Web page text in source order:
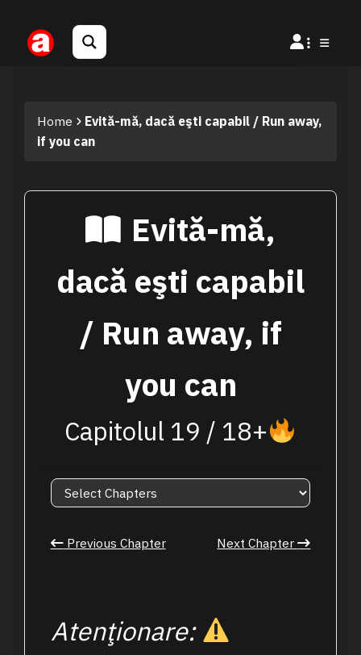
Home
Evită-mă, dacă eşti capabil / Run away,
if you can
Evită-mă,
dacă eşti capabil
/ Run away, if
you can
Capitolul 19 / 18+
Previous Chapter Next Chapter
Atenţionare: